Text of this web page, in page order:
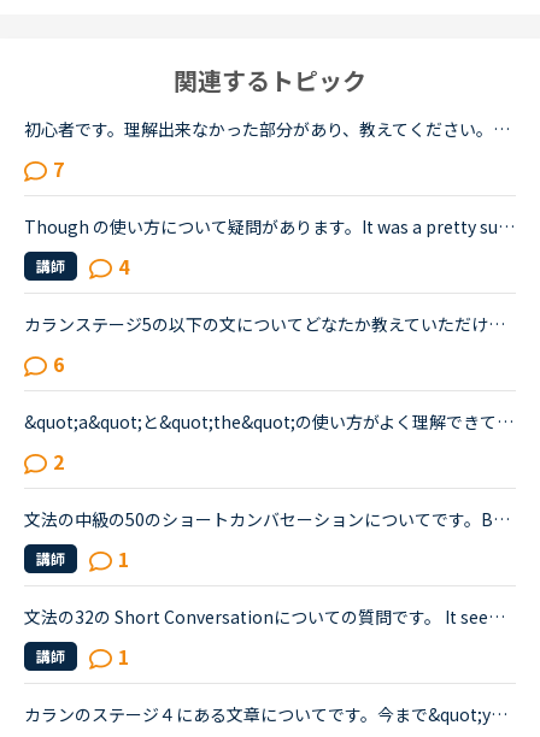
関連するトピック
初心者です。理解出来なかった部分があり、教えてください。James is asking Charlotte about Gabriella's birthday party. James When was Gabriella's birthday?Charlotte It was last weekend.James How was t...
7
Though の使い方について疑問があります。It was a pretty sudden death. It must have caused a lot of grief for the family though.Grammar middle 52 の中で、上記の文章中のthough の使い方がよくわかりませ...
講師 4
カランステージ5の以下の文についてどなたか教えていただけないでしょうか。pp319 質問 What do you think you should do if you want to make a lot of money ?回答 If you★ want to make a lot of money, I t...
6
&quot;a&quot;と&quot;the&quot;の使い方がよく理解できていないので、どなたか教えてください。カラン９です770 The difference between &quot;excuse&quot;(v) and &quot;excuse&quot;(n) is that &quot;excus...
2
文法の中級の50のショートカンバセーションについてです。Benjamin's son called him at his law firm while he was busy having a meeting. Benjamin &quot;What did my son say?&quot; Secretary &quot;He sai...
講師 1
文法の32の Short Conversationについての質問です。 It seems like Daniel and Olivia are distracted by the street noises this evening.Olivia What's the matter? You are thinking about something, aren't...
講師 1
カランのステージ４にある文章についてです。今まで&quot;you&quot;と聞かれたら&quot;I&quot;、&quot;I&quot;と聞かれたら&quot;you&quot;という回答でしたが、&quot;Is it easier to become good at a sport if...